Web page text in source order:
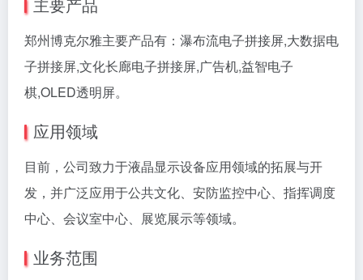
郑州博克尔雅主要产品有：瀑布流电子拼接屏,大数据电
子拼接屏,文化长廊电子拼接屏,广告机,益智电子
棋,OLED透明屏。
应用领域
目前，公司致力于液晶显示设备应用领域的拓展与开
发，并广泛应用于公共文化、安防监控中心、指挥调度
中心、会议室中心、展览展示等领域。
业务范围